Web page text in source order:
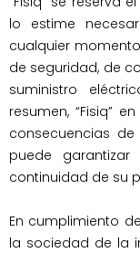
lo estime
cualquier
de seguridad, de
suministro
resumen, “Fisiq”
consecuencias
puede
continuidad de su
En cumplimiento
la sociedad de la